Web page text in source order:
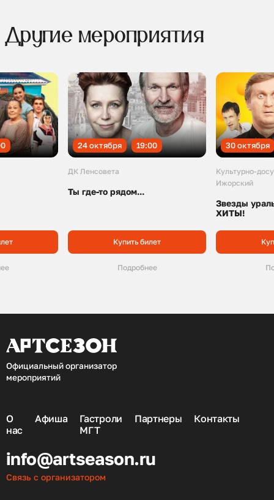
Другие мероприятия
24 октября 19:00
ДК Ленсовета
Ты где-то рядом...
Купить билет
Подробнее
30 октября
Культурно-
Ижорский
Звезды
ХИТЫ!
Официальный организатор
мероприятий
О
нас
Афиша
Гастроли
МГТ
Партнеры Контакты
info@artseason.ru
Связь с организатором